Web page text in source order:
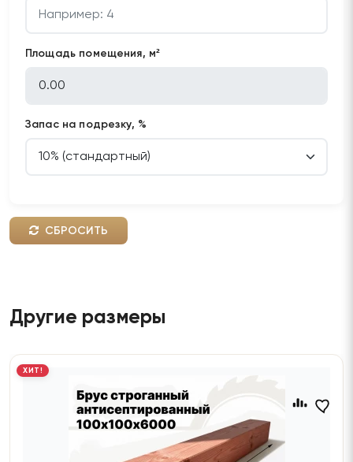
Площадь помещения, м²
Запас на подрезку, %
СБРОСИТЬ
Другие размеры
ХИТ!